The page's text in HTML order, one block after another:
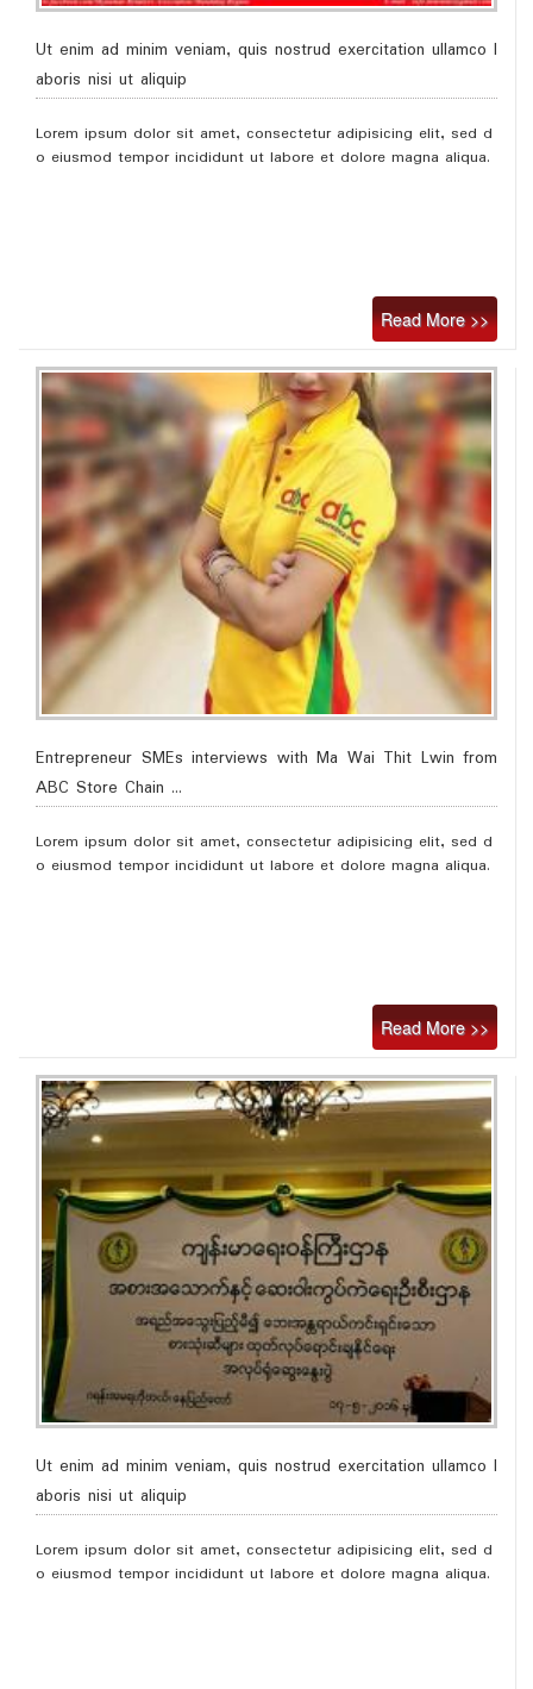
Ut enim ad minim veniam, quis nostrud exercitation ullamco l
aboris nisi ut aliquip
Lorem ipsum dolor sit amet, consectetur adipisicing elit, sed d
o eiusmod tempor incididunt ut labore et dolore magna aliqua.
Read More >>
Entrepreneur SMEs interviews with Ma Wai Thit Lwin from
ABC Store Chain ...
Lorem ipsum dolor sit amet, consectetur adipisicing elit, sed d
o eiusmod tempor incididunt ut labore et dolore magna aliqua.
Read More >>
Ut enim ad minim veniam, quis nostrud exercitation ullamco l
aboris nisi ut aliquip
Lorem ipsum dolor sit amet, consectetur adipisicing elit, sed d
o eiusmod tempor incididunt ut labore et dolore magna aliqua.